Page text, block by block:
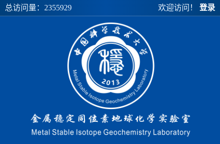
总访问量： 2355929 欢迎访问！ 登录